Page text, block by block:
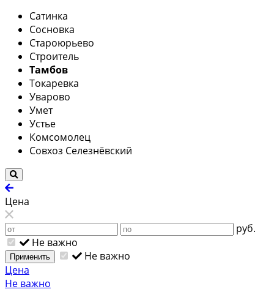
Сатинка
Сосновка
Староюрьево
Строитель
Тамбов
Токаревка
Уварово
Умет
Устье
Комсомолец
Совхоз Селезнёвский
Цена
руб.
Не важно
Применить
Не важно
Цена
Не важно